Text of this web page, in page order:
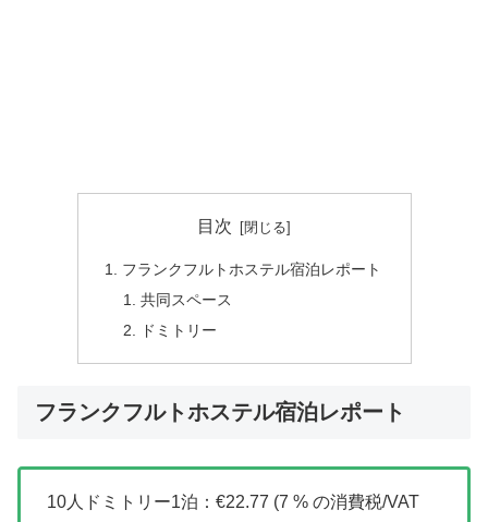
目次
フランクフルトホステル宿泊レポート
共同スペース
ドミトリー
フランクフルトホステル宿泊レポート
10人ドミトリー1泊：€22.77 (7 % の消費税/VAT